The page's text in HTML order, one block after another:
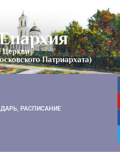
Церкви
Патриархата)
РАСПИСАНИЕ